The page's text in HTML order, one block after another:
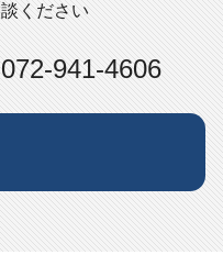
ください
072-941-4606